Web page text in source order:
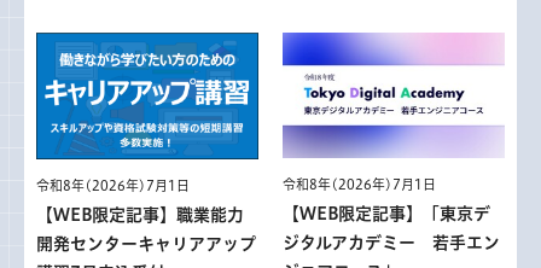
令和8年(2026年)7月1日
【WEB限定記事】職業能力
開発センターキャリアアップ
令和8年(2026年)7月1日
【WEB限定記事】「東京デ
ジタルアカデミー 若手エン